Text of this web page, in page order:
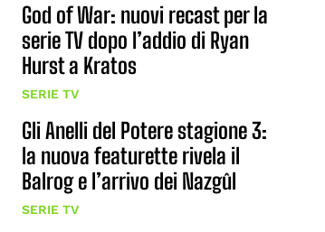
God of War: nuovi recast per la
serie TV dopo l’addio di Ryan
Hurst a Kratos
SERIE TV
Gli Anelli del Potere stagione 3:
la nuova featurette rivela il
Balrog e l’arrivo dei Nazgûl
SERIE TV